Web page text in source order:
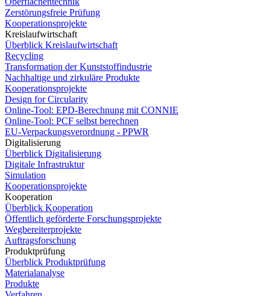
Zerstörungsfreie Prüfung
Kooperationsprojekte
Kreislaufwirtschaft
Überblick Kreislaufwirtschaft
Recycling
Transformation der Kunststoffindustrie
Nachhaltige und zirkuläre Produkte
Kooperationsprojekte
Design for Circularity
Online-Tool: EPD-Berechnung mit CONNIE
Online-Tool: PCF selbst berechnen
EU-Verpackungsverordnung - PPWR
Digitalisierung
Überblick Digitalisierung
Digitale Infrastruktur
Simulation
Kooperationsprojekte
Kooperation
Überblick Kooperation
Öffentlich geförderte Forschungsprojekte
Wegbereiterprojekte
Auftragsforschung
Produktprüfung
Überblick Produktprüfung
Materialanalyse
Produkte